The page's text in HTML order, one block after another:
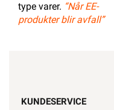
type varer. “Når EE-
produkter blir avfall”
KUNDESERVICE